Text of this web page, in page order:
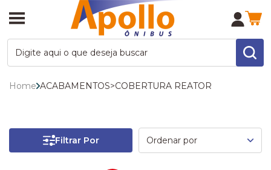
Home ACABAMENTOS>COBERTURA REATOR
Filtrar Por